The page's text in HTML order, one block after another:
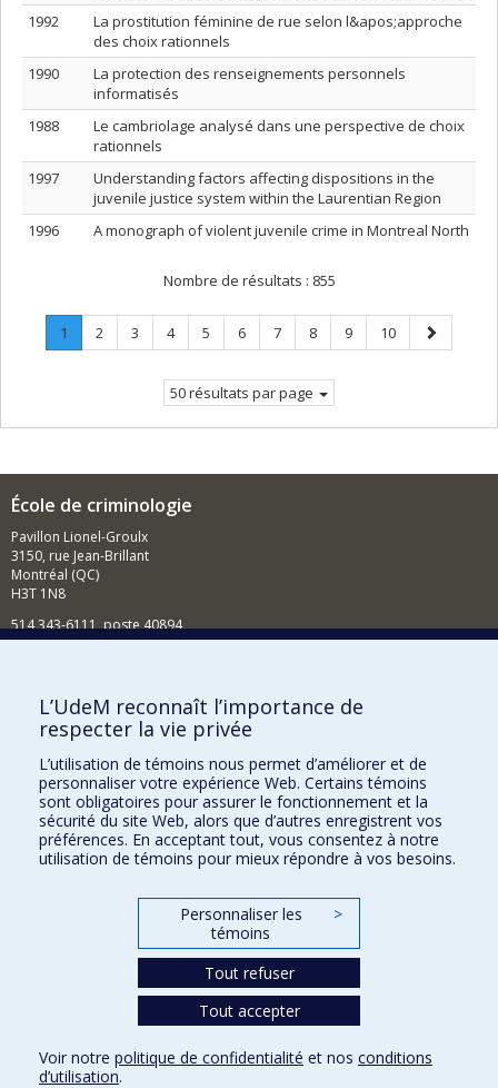
1992
La prostitution féminine de rue selon l&apos;approche
des choix rationnels
1990
La protection des renseignements personnels
informatisés
1988
Le cambriolage analysé dans une perspective de choix
rationnels
1997
Understanding factors affecting dispositions in the
juvenile justice system within the Laurentian Region
1996
A monograph of violent juvenile crime in Montreal North
Nombre de résultats : 855
Page
1
Page
Page
2 Page
3 Page
4 Page
5 Page
6 Page
7 Page
8 Page
9 Page
10
Page
suivante
50 résultats par page
École de criminologie
Pavillon Lionel-Groulx
3150, rue Jean-Brillant
Montréal (QC)
H3T 1N8
514 343-6111, poste 40894
Comment soutenir l'École?
BESOIN D'AIDE?
Plan du site
Signaler une erreur
Accessibilité
FACULTÉ DES ARTS ET DES SCIENCES
Nos départements et écoles
Conditions d’utilisation
L’UdeM reconnaît l’importance de
respecter la vie privée
L’utilisation de témoins nous permet d’améliorer et de
personnaliser votre expérience Web. Certains témoins
sont obligatoires pour assurer le fonctionnement et la
sécurité du site Web, alors que d’autres enregistrent vos
préférences. En acceptant tout, vous consentez à notre
utilisation de témoins pour mieux répondre à vos besoins.
Personnaliser les
témoins
>
Tout refuser
Tout accepter
Voir notre politique de confidentialité et nos conditions
d’utilisation.